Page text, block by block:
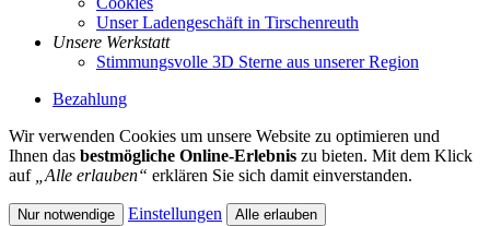
Unser Ladengeschäft in Tirschenreuth
Unsere Werkstatt
Stimmungsvolle 3D Sterne aus unserer Region
Bezahlung
Wir verwenden Cookies um unsere Website zu optimieren und
Ihnen das bestmögliche Online-Erlebnis zu bieten. Mit dem Klick
auf
„Alle erlauben“ erklären Sie sich damit einverstanden.
Nur notwendige Einstellungen Alle erlauben